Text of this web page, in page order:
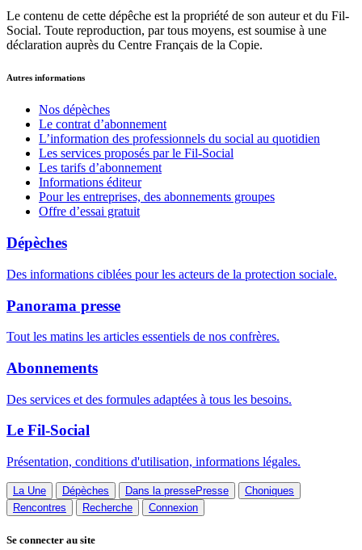
Le contenu de cette dépêche est la propriété de son auteur et du Fil-
Social. Toute reproduction, par tous moyens, est soumise à une
déclaration auprès du Centre Français de la Copie.
Autres informations
Nos dépèches
Le contrat d’abonnement
L’information des professionnels du social au quotidien
Les services proposés par le Fil-Social
Les tarifs d’abonnement
Informations éditeur
Pour les entreprises, des abonnements groupes
Offre d’essai gratuit
Dépèches
Des informations ciblées pour les acteurs de la protection sociale.
Panorama presse
Tout les matins les articles essentiels de nos confrères.
Abonnements
Des services et des formules adaptées à tous les besoins.
Le Fil-Social
Présentation, conditions d'utilisation, informations légales.
La Une Dépèches Dans la pressePresse
Choniques
Rencontres
Recherche Connexion
Se connecter au site